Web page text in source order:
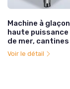
Machine à
haute
de mer,
Voir le détail